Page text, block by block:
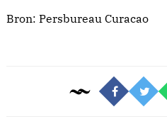
Bron: Persbureau Curacao